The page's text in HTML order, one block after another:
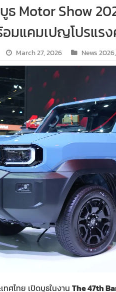
ธ Motor Show
มแคมเปญโปรแร
March 27, 2026 News 2026,
ทศไทย เปิดบูธในงาน The 47th